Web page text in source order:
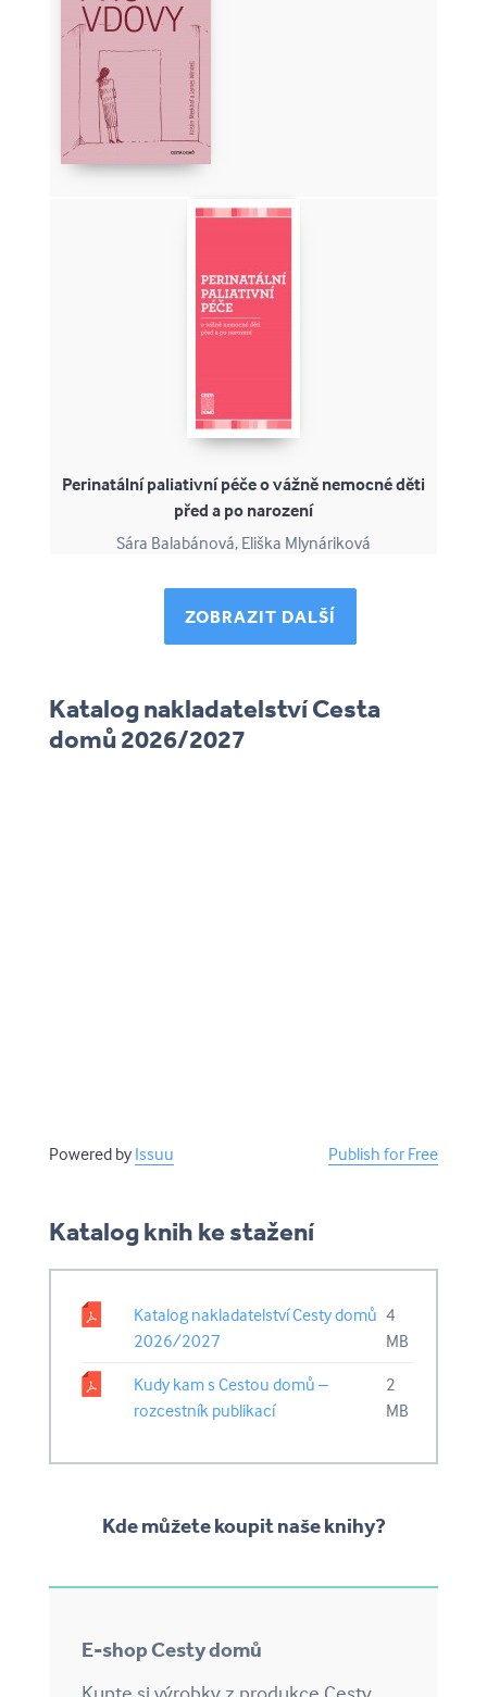
Perinatální paliativní péče o vážně nemocné děti
před a po narození
Sára Balabánová, Eliška Mlynáriková
ZOBRAZIT DALŠÍ
Katalog nakladatelství Cesta
domů 2026/2027
Powered by Issuu Publish for Free
Katalog knih ke stažení
Katalog nakladatelství Cesty domů
2026/2027
4
MB
Kudy kam s Cestou domů –
rozcestník publikací
2
MB
Kde můžete koupit naše knihy?
E-shop Cesty domů